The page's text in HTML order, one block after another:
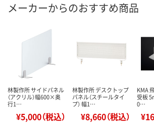
メーカーからのおすすめ商品
林製作所 サイドパネル
（アクリル）幅600×奥
行1…
¥5,000（税込）
林製作所 デスクトップ
パネル（スチールタイ
プ） 幅1…
¥8,660（税込）
KMA
受板
0…